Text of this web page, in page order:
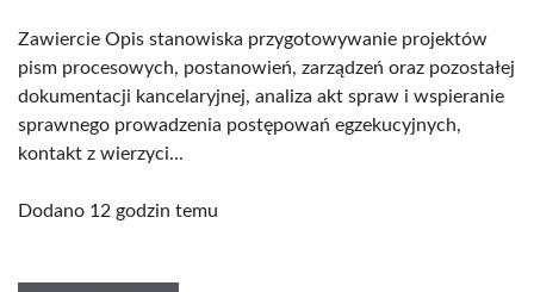
Zawiercie Opis stanowiska przygotowywanie projektów
pism procesowych, postanowień, zarządzeń oraz pozostałej
dokumentacji kancelaryjnej, analiza akt spraw i wspieranie
sprawnego prowadzenia postępowań egzekucyjnych,
kontakt z wierzyci...
Dodano 12 godzin temu